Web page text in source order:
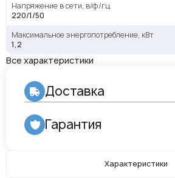
Напряжение в сети, в/ф/гц
220/1/50
Maксимальное энергопотребление, кВт
1,2
Все характеристики
Характеристики
Доставка
Гарантия